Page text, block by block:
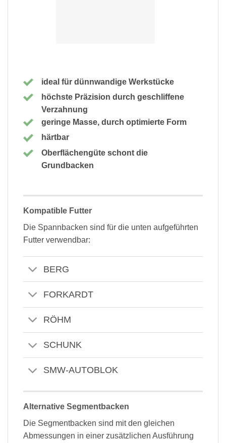
ideal für dünnwandige Werkstücke
höchste Präzision durch geschliffene
Verzahnung
geringe Masse, durch optimierte Form
härtbar
Oberflächengüte schont die
Grundbacken
Kompatible Futter
Die Spannbacken sind für die unten aufgeführten
Futter verwendbar:
BERG
FORKARDT
RÖHM
SCHUNK
SMW-AUTOBLOK
Alternative Segmentbacken
Die Segmentbacken sind mit den gleichen
Abmessungen in einer zusätzlichen Ausführung